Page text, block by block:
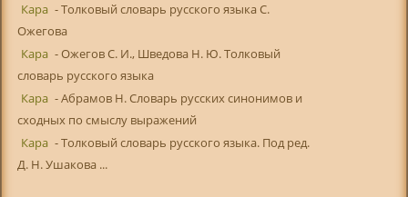
Кара - Толковый словарь русского языка С.
Ожегова
Кара - Ожегов С. И., Шведова Н. Ю. Толковый
словарь русского языка
Кара - Абрамов Н. Словарь русских синонимов и
сходных по смыслу выражений
Кара - Толковый словарь русского языка. Под ред.
Д. Н. Ушакова ...